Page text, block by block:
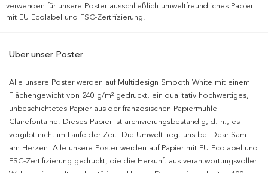
verwenden für unsere Poster ausschließlich umweltfreundliches Papier
mit EU Ecolabel und FSC-Zertifizierung.
Über unser Poster
Alle unsere Poster werden auf Multidesign Smooth White mit einem
Flächengewicht von 240 g/m² gedruckt, ein qualitativ hochwertiges,
unbeschichtetes Papier aus der französischen Papiermühle
Clairefontaine. Dieses Papier ist archivierungsbeständig, d. h., es
vergilbt nicht im Laufe der Zeit. Die Umwelt liegt uns bei Dear Sam
am Herzen. Alle unsere Poster werden auf Papier mit EU Ecolabel und
FSC-Zertifizierung gedruckt, die die Herkunft aus verantwortungsvoller